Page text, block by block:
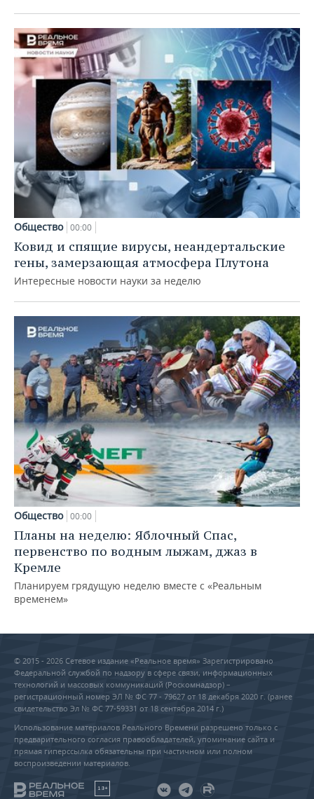
Общество 00:00
Ковид и спящие вирусы, неандертальские
гены, замерзающая атмосфера Плутона
Интересные новости науки за неделю
Общество 00:00
Планы на неделю: Яблочный Спас,
первенство по водным лыжам, джаз в
Кремле
Планируем грядущую неделю вместе с «Реальным
временем»
© 2015 - 2026 Сетевое издание «Реальное время» Зарегистрировано
Федеральной службой по надзору в сфере связи, информационных
технологий и массовых коммуникаций (Роскомнадзор) –
регистрационный номер ЭЛ № ФС 77 - 79627 от 18 декабря 2020 г. (ранее
свидетельство Эл № ФС 77-59331 от 18 сентября 2014 г.)
Использование материалов Реального Времени разрешено только с
предварительного согласия правообладателей, упоминание сайта и
прямая гиперссылка обязательны при частичном или полном
воспроизведении материалов.
18+